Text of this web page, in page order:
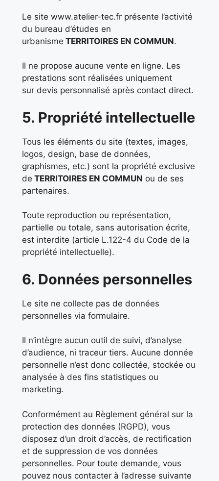
Le site www.atelier-tec.fr présente l’activité
du bureau d’études en
urbanisme TERRITOIRES EN COMMUN.
Il ne propose aucune vente en ligne. Les
prestations sont réalisées uniquement
sur devis personnalisé après contact direct.
5. Propriété intellectuelle
Tous les éléments du site (textes, images,
logos, design, base de données,
graphismes, etc.) sont la propriété exclusive
de TERRITOIRES EN COMMUN ou de ses
partenaires.
Toute reproduction ou représentation,
partielle ou totale, sans autorisation écrite,
est interdite (article L.122-4 du Code de la
propriété intellectuelle).
6. Données personnelles
Le site ne collecte pas de données
personnelles via formulaire.
Il n’intègre aucun outil de suivi, d’analyse
d’audience, ni traceur tiers. Aucune donnée
personnelle n’est donc collectée, stockée ou
analysée à des fins statistiques ou
marketing.
Conformément au Règlement général sur la
protection des données (RGPD), vous
disposez d’un droit d’accès, de rectification
et de suppression de vos données
personnelles. Pour toute demande, vous
pouvez nous contacter à l’adresse suivante